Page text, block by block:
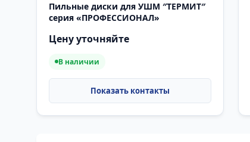
Пильные диски для УШМ ″ТЕРМИТ″
серия «ПРОФЕССИОНАЛ»
Цену уточняйте
В наличии